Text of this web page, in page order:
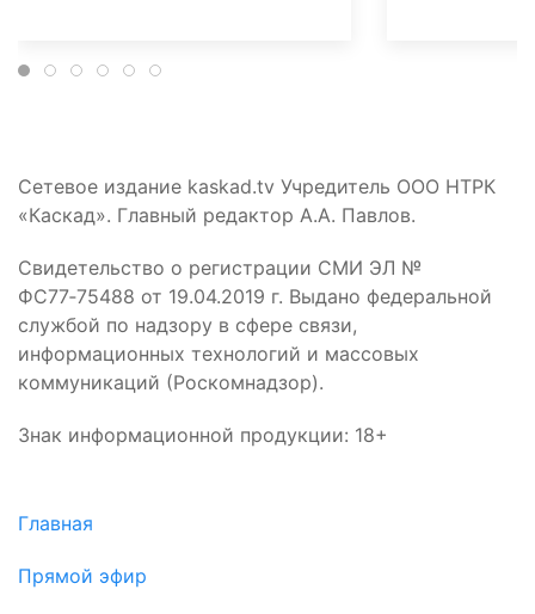
Сетевое издание kaskad.tv Учредитель ООО НТРК
«Каскад». Главный редактор А.А. Павлов.
Свидетельство о регистрации СМИ ЭЛ №
ФС77‑75488 от 19.04.2019 г. Выдано федеральной
службой по надзору в сфере связи,
информационных технологий и массовых
коммуникаций (Роскомнадзор).
Знак информационной продукции: 18+
Главная
Прямой эфир